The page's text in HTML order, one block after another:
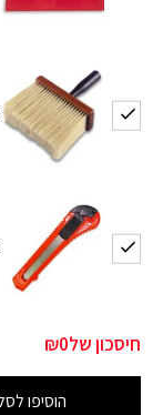
חיסכון של₪0
הוסיפו